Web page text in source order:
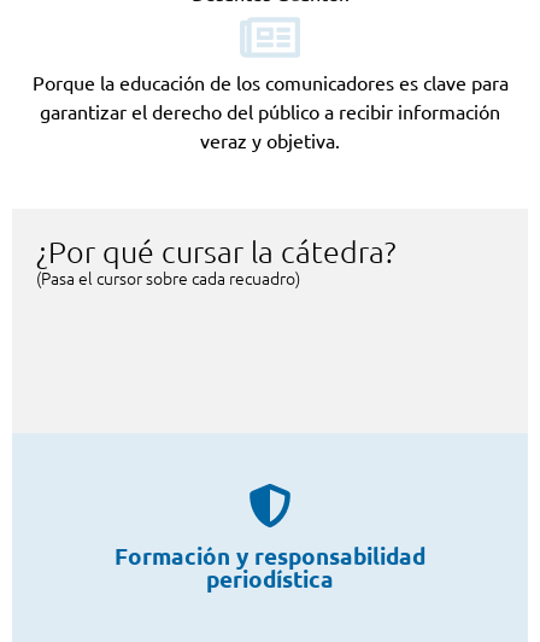
Porque la educación de los comunicadores es clave para
garantizar el derecho del público a recibir información
veraz y objetiva.
¿Por qué cursar la cátedra?
(Pasa el cursor sobre cada recuadro)
Formación y responsabilidad
periodística
La cátedra ofrece una base sólida en los principios éticos
del periodismo y la comunicación, esenciales en tiempos
de desinformación.